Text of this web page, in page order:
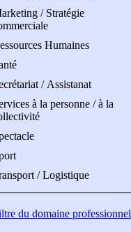
/ Stratégie
Humaines
/ Assistanat
à la personne / à la
/ Logistique
du domaine professionnel